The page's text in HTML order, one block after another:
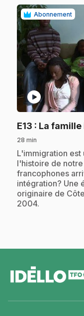
Abonnement
play_circle
E13 : La
28 min
.L'immigration est
l'histoire de
francophones
intégration? Une
originaire de
2004.
de
page